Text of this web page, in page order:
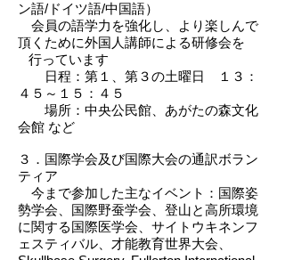
ン語/ドイツ語/中国語）
会員の語学力を強化し、より楽しんで
頂くために外国人講師による研修会を
行っています
日程：第１、第３の土曜日 １３：
４５～１５：４５
場所：中央公民館、あがたの森文化
会館 など
３．国際学会及び国際大会の通訳ボラン
ティア
今まで参加した主なイベント：国際姿
勢学会、国際野蚕学会、登山と高所環境
に関する国際医学会、サイトウキネンフ
ェスティバル、才能教育世界大会、